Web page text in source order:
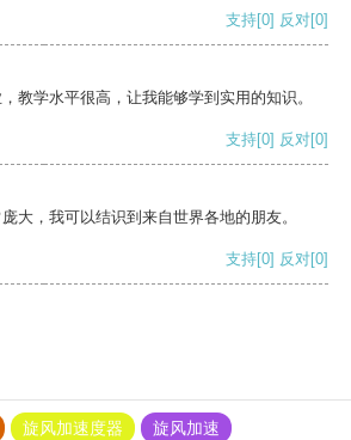
支持[0] 反对[0]
教学水平很高，让我能够学到实用的知识。
支持[0] 反对[0]
大，我可以结识到来自世界各地的朋友。
支持[0] 反对[0]
旋风加速度器
旋风加速